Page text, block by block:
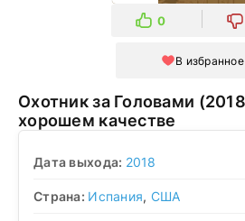
0
В избранное
Охотник за Головами (2018) смотреть в
хорошем качестве
Дата выхода: 2018
Страна: Испания, США